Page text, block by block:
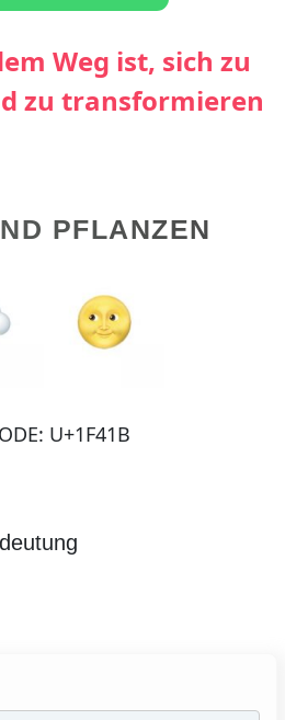
Weg ist, sich zu
zu transformieren
PFLANZEN
U+1F41B